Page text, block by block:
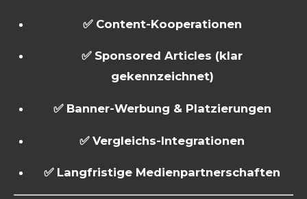
✅ Content-Kooperationen
✅ Sponsored Articles (klar
gekennzeichnet)
✅ Banner-Werbung & Platzierungen
✅ Vergleichs-Integrationen
✅ Langfristige Medienpartnerschaften